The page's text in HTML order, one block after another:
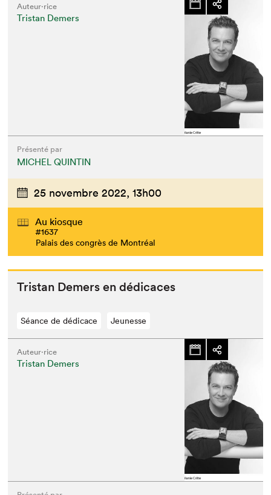
Auteur·rice
Tristan Demers
Présenté par
MICHEL QUINTIN
25 novembre 2022, 13h00
Au kiosque
#1637
Palais des congrès de Montréal
Tris­tan Demers en dédicaces
Séance de dédicace Jeunesse
Auteur·rice
Tristan Demers